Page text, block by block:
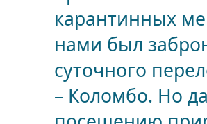
карантинных
нами был
суточного
– Коломбо. Но